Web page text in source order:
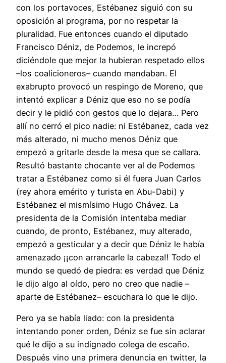
con los portavoces, Estébanez siguió con su
oposición al programa, por no respetar la
pluralidad. Fue entonces cuando el diputado
Francisco Déniz, de Podemos, le increpó
diciéndole que mejor la hubieran respetado ellos
–los coalicioneros– cuando mandaban. El
exabrupto provocó un respingo de Moreno, que
intentó explicar a Déniz que eso no se podía
decir y le pidió con gestos que lo dejara… Pero
allí no cerró el pico nadie: ni Estébanez, cada vez
más alterado, ni mucho menos Déniz que
empezó a gritarle desde la mesa que se callara.
Resultó bastante chocante ver al de Podemos
tratar a Estébanez como si él fuera Juan Carlos
(rey ahora emérito y turista en Abu-Dabi) y
Estébanez el mismísimo Hugo Chávez. La
presidenta de la Comisión intentaba mediar
cuando, de pronto, Estébanez, muy alterado,
empezó a gesticular y a decir que Déniz le había
amenazado ¡¡con arrancarle la cabeza!! Todo el
mundo se quedó de piedra: es verdad que Déniz
le dijo algo al oído, pero no creo que nadie –
aparte de Estébanez– escuchara lo que le dijo.
Pero ya se había liado: con la presidenta
intentando poner orden, Déniz se fue sin aclarar
qué le dijo a su indignado colega de escaño.
Después vino una primera denuncia en twitter, la